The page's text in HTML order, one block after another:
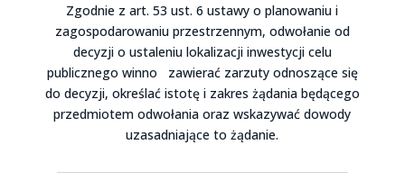
Zgodnie z art. 53 ust. 6 ustawy o planowaniu i
zagospodarowaniu przestrzennym, odwołanie od
decyzji o ustaleniu lokalizacji inwestycji celu
publicznego winno zawierać zarzuty odnoszące się
do decyzji, określać istotę i zakres żądania będącego
przedmiotem odwołania oraz wskazywać dowody
uzasadniające to żądanie.